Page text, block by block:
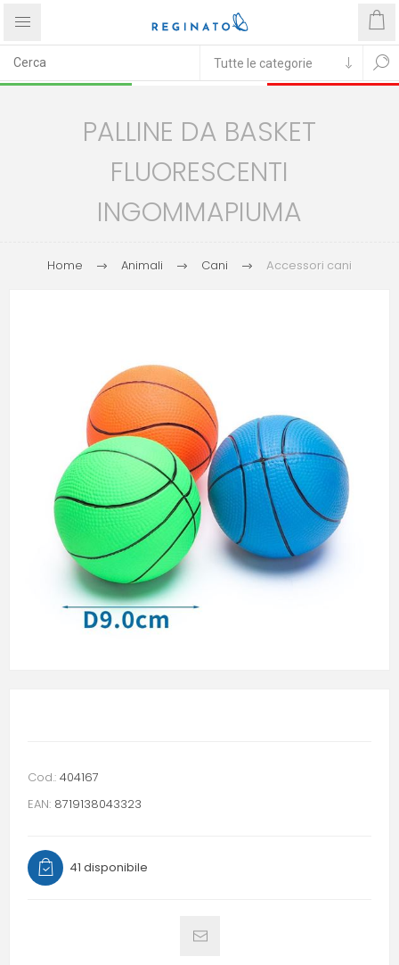
PALLINE DA BASKET
FLUORESCENTI
INGOMMAPIUMA
Home Animali Cani Accessori cani
Cod.: 404167
EAN: 8719138043323
41 disponibile